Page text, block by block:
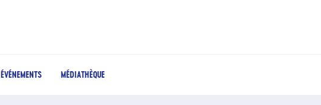
ÉVÉNEMENTS MÉDIATHÈQUE